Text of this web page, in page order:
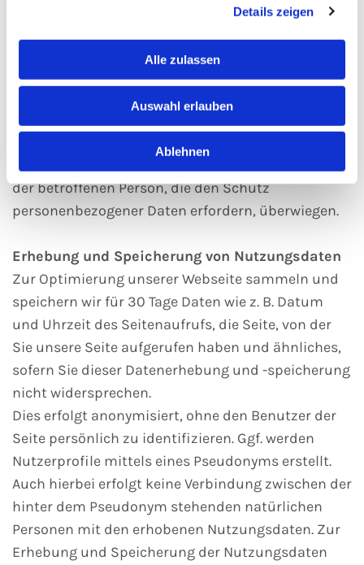
Details zeigen
Alle zulassen
Auswahl erlauben
Ablehnen
eine betroffene Person schwer verletzt und daher
Arzt weitergegeben werden.
Die Verarbeitung beruht auf Art. 6 I lit. f DSGVO,
wenn die Verarbeitung zur Wahrung der
berechtigten Interessen des Verantwortlichen oder
eines Dritten erforderlich ist, sofern nicht die
Interessen oder Grundrechte und Grundfreiheiten
der betroffenen Person, die den Schutz
personenbezogener Daten erfordern, überwiegen.
Erhebung und Speicherung von Nutzungsdaten
Zur Optimierung unserer Webseite sammeln und
speichern wir für 30 Tage Daten wie z. B. Datum
und Uhrzeit des Seitenaufrufs, die Seite, von der
Sie unsere Seite aufgerufen haben und ähnliches,
sofern Sie dieser Datenerhebung und -speicherung
nicht widersprechen.
Dies erfolgt anonymisiert, ohne den Benutzer der
Seite persönlich zu identifizieren. Ggf. werden
Nutzerprofile mittels eines Pseudonyms erstellt.
Auch hierbei erfolgt keine Verbindung zwischen der
hinter dem Pseudonym stehenden natürlichen
Personen mit den erhobenen Nutzungsdaten. Zur
Erhebung und Speicherung der Nutzungsdaten